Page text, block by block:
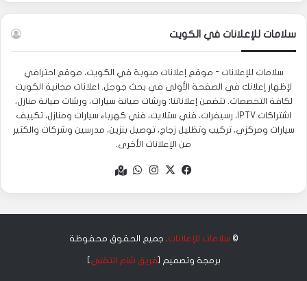
سلامات للإعلانات في الكويت
سلامات للإعلانات - موقع إعلانات مبوبة في الكويت، موقع احترافي
لإظهار إعلانك في الصفحة الأولى في بحث جوجل. اعلانات مجانية الكويت
لكافة التخصصات. تتضمن إعلاناتنا: ورشات صيانة سيارات، ورشات صيانة منازل،
اشتراكات IPTV، رسيفرات، فني ستلايت، فني كهرباء سيارات ومنازل، تكييف
سيارات ومركزي، تركيب وتظليل زجاج، توصيل بنزين، مدرسين وشركات والكثير
من الإعلانات الأخرى.
فيسبوك
‫X انستقرام
واتساب
© سلامات للإعلانات. جميع الحقوق محفوظة
برمجة وتصميم [فريق شام التقني]